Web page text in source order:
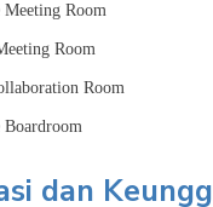
Meeting Room
Room
Room
Boardroom
dan